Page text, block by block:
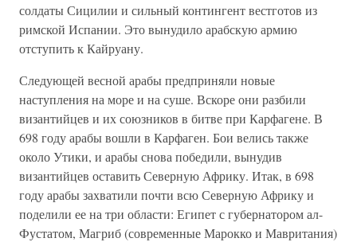
солдаты Сицилии и сильный контингент вестготов из
римской Испании. Это вынудило арабскую армию
отступить к Кайруану.
Следующей весной арабы предприняли новые
наступления на море и на суше. Вскоре они разбили
византийцев и их союзников в битве при Карфагене. В
698 году арабы вошли в Карфаген. Бои велись также
около Утики, и арабы снова победили, вынудив
византийцев оставить Северную Африку. Итак, в 698
году арабы захватили почти всю Северную Африку и
поделили ее на три области: Египет с губернатором ал-
Фустатом, Магриб (современные Марокко и Мавритания)